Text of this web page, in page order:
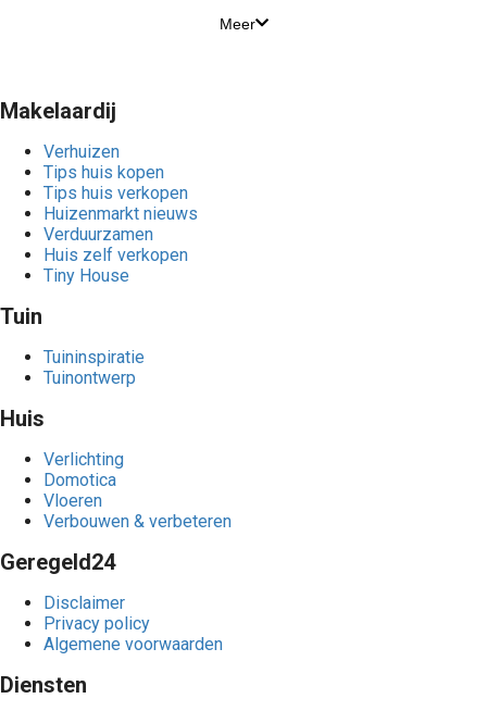
Meer
Makelaardij
Verhuizen
Tips huis kopen
Tips huis verkopen
Huizenmarkt nieuws
Verduurzamen
Huis zelf verkopen
Tiny House
Tuin
Tuininspiratie
Tuinontwerp
Huis
Verlichting
Domotica
Vloeren
Verbouwen & verbeteren
Geregeld24
Disclaimer
Privacy policy
Algemene voorwaarden
Diensten